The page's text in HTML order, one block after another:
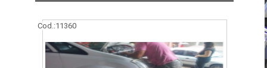
Cod.:11360